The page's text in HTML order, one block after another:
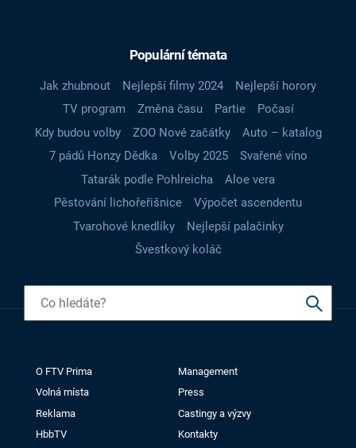
Populární témata
Jak zhubnout Nejlepší filmy 2024
Nejlepší horory
TV program
Změna času Partie
Počasí
Kdy budou volby
ZOO Nové začátky
Auto – katalog
7 pádů Honzy Dědka
Volby 2025
Svařené víno
Tatarák podle Pohlreicha
Aloe vera
Pěstování lichořeřišnice
Výpočet ascendentu
Tvarohové knedlíky
Nejlepší palačinky
Švestkový koláč
O FTV Prima
Management
Volná místa
Press
Reklama
Castingy a výzvy
HbbTV
Kontakty